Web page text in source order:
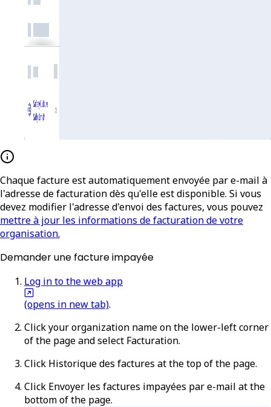
Chaque facture est automatiquement envoyée par e-mail à
l'adresse de facturation dès qu'elle est disponible. Si vous
devez modifier l'adresse d'envoi des factures, vous pouvez
mettre à jour les informations de facturation de votre
organisation.
Demander une facture impayée
Log in to the web app
(opens in new tab).
Click your organization name on the lower-left corner
of the page and select Facturation.
Click Historique des factures at the top of the page.
Click Envoyer les factures impayées par e-mail at the
bottom of the page.